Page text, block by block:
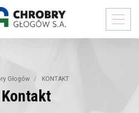
Głogów KONTAKT
Kontakt